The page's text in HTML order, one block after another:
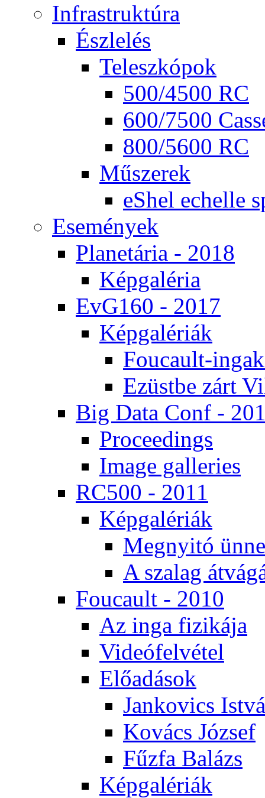
Inf­ra­struk­tú­ra
Ész­le­lés
Te­lesz­kó­pok
500/4500 RC
600/7500
800/5600 RC
Mű­sze­rek
eS­hel echel­le
Ese­mé­nyek
Pla­ne­tá­ria - 2018
Kép­ga­lé­ria
EvG160 - 2017
Kép­ga­lé­ri­ák
Fo­u­ca­ult-
Ezüst­be zárt
Big Da­ta Conf -
Pro­ce­e­dings
Image gal­le­ri­es
RC500 - 2011
Kép­ga­lé­ri­ák
Meg­nyi­tó
A sza­lag
Fo­u­ca­ult - 2010
Az in­ga fi­zi­ká­ja
Vi­de­ó­fel­vé­tel
Elő­adá­sok
Jan­ko­vics
Ko­vács Jó­zsef
Fűz­fa Ba­lázs
Kép­ga­lé­ri­ák